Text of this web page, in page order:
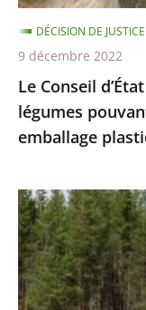
légumes
pouvant
être
encore
vendus
sous
plastique
Le Conseil
légumes
emballage
DÉCISION DE JUSTICE
9 décembre 2022
Réalisation
de
travaux
et
protection